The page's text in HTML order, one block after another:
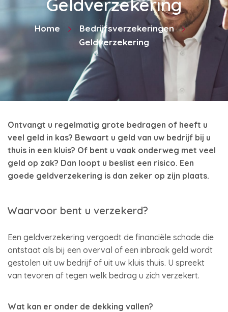
Home
Bedrijfsverzekeringen
Geldverzekering
Ontvangt u regelmatig grote bedragen of heeft u
veel geld in kas? Bewaart u geld van uw bedrijf bij u
thuis in een kluis? Of bent u vaak onderweg met veel
geld op zak? Dan loopt u beslist een risico. Een
goede geldverzekering is dan zeker op zijn plaats.
Waarvoor bent u verzekerd?
Een geldverzekering vergoedt de financiële schade die
ontstaat als bij een overval of een inbraak geld wordt
gestolen uit uw bedrijf of uit uw kluis thuis. U spreekt
van tevoren af tegen welk bedrag u zich verzekert.
Wat kan er onder de dekking vallen?